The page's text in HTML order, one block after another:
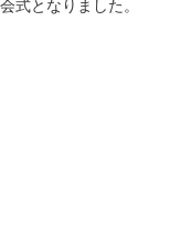
式となりました。